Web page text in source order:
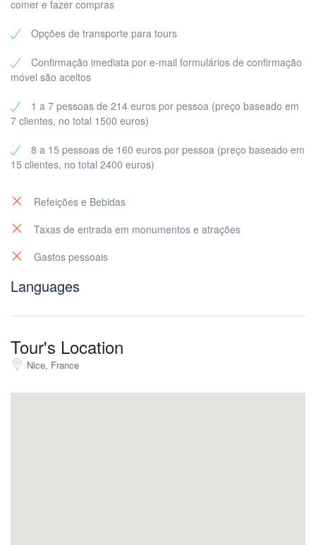
Restaurant
We offer full-day and half-day options contact us for a custom
quotation at info@rivierabarcrawltours.com
comer e fazer compras
Opções de transporte para tours
Confirmação imediata por e-mail formulários de confirmação
móvel são aceitos
1 a 7 pessoas de 214 euros por pessoa (preço baseado em
7 clientes, no total 1500 euros)
8 a 15 pessoas de 160 euros por pessoa (preço baseado em
15 clientes, no total 2400 euros)
Refeições e Bebidas
Taxas de entrada em monumentos e atrações
Gastos pessoais
Languages
Tour's Location
Nice, France